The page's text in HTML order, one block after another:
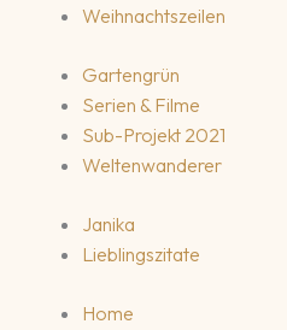
Weihnachtszeilen
Gartengrün
Serien & Filme
Sub-Projekt 2021
Weltenwanderer
Janika
Lieblingszitate
Home